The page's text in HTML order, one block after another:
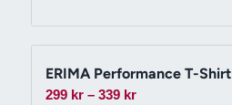
till
489 kr
ERIMA Performance T-Shirt
299 kr – 339 krPrisintervall: